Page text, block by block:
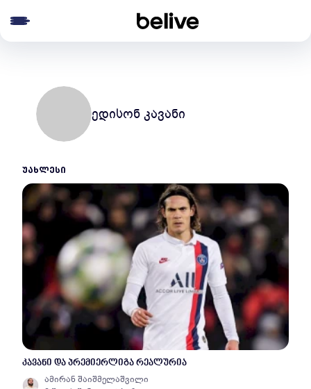
ედისონ კავანი
ᲣᲐᲮᲚᲔᲡᲘ
კავანი და პრემიერლიგა რეალურია
ამირან შაიშმელაშვილი